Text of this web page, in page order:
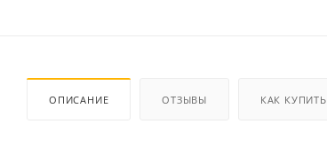
ОПИСАНИЕ ОТЗЫВЫ КАК КУПИТЬ